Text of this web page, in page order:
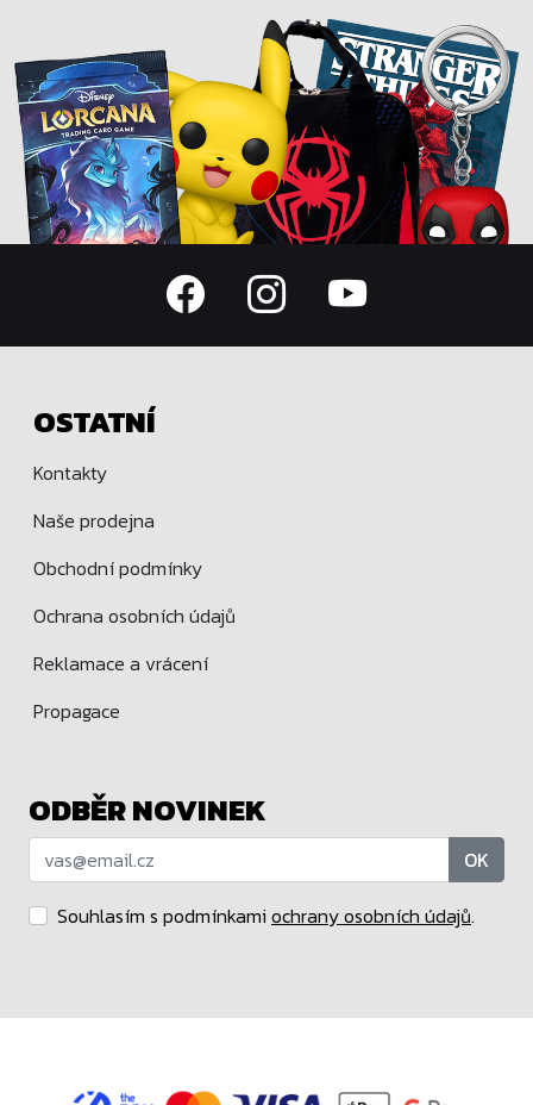
OSTATNÍ
Kontakty
Naše prodejna
Obchodní podmínky
Ochrana osobních údajů
Reklamace a vrácení
Propagace
ODBĚR NOVINEK
OK
Souhlasím s podmínkami ochrany osobních údajů.